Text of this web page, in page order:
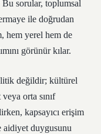
sorular, toplumsal
ile doğrudan
hem yerel hem de
görünür kılar.
değildir; kültürel
orta sınıf
kapsayıcı erişim
aidiyet duygusunu